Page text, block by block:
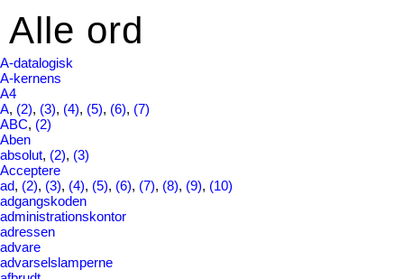
Alle ord
A-datalogisk
A-kernens
A4
A, (2), (3), (4), (5), (6), (7)
ABC, (2)
Aben
absolut, (2), (3)
Acceptere
ad, (2), (3), (4), (5), (6), (7), (8), (9), (10)
adgangskoden
administrationskontor
adressen
advare
advarselslamperne